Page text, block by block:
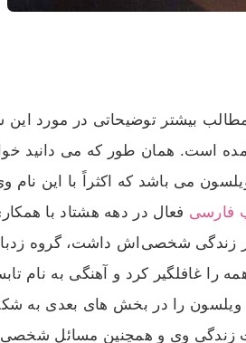
بیشتر توضیحاتی در مورد
سامان رضاپور است. وی در تاریخ ۲۷ آذر سال ۱۳۶۴ به دنیا
می باشد که اکثراً با این نام
فارسی فعال در دهه هشتاد با
زندگی شخصی‌اش داشت، گروه
مدتی از موسیقی دور شد. اما مدت طولانی نگذشت که در سال ۱۳۸۶
را در بخش های بعدی به
زندگی وی و همچنین مسائل